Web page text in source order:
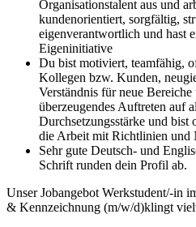
Organisationstalent aus und
kundenorientiert, sorgfältig,
eigenverantwortlich und hast
Eigeninitiative
Du bist motiviert, teamfähig,
Kollegen bzw. Kunden,
Verständnis für neue
überzeugendes Auftreten auf
Durchsetzungsstärke und bist
die Arbeit mit Richtlinien und
Sehr gute Deutsch- und
Schrift runden dein Profil ab.
Unser Jobangebot Werkstudent/-in
& Kennzeichnung (m/w/d)klingt